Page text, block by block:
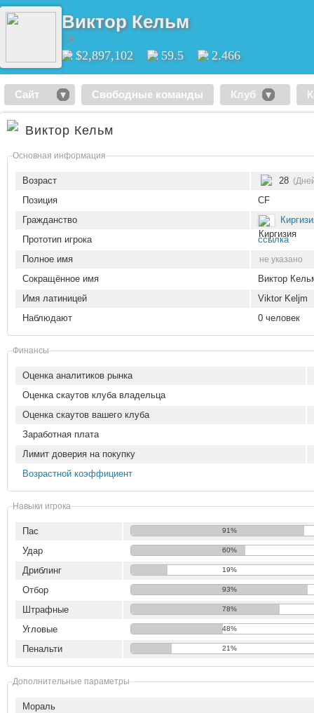
Виктор Кельм
CF
$2,897,102 59.5 2.466
Сайт Свободные команды Клуб
Виктор Кельм
Основная информация
Возраст 28
Позиция
CF
Гражданство
Прототип игрока
ссылка
Полное имя
не указано
Сокращённое имя
Виктор
Имя латиницей
Viktor Keljm
Наблюдают
0 человек
Финансы
Оценка аналитиков рынка
Оценка скаутов клуба владельца
Оценка скаутов вашего клуба
Заработная плата
Лимит доверия на покупку
Возрастной коэффициент
Навыки игрока
Пас 91%
Удар 60%
Дриблинг 19%
Отбор 93%
Штрафные 78%
Угловые 48%
Пенальти 21%
Дополнительные параметры
Мораль